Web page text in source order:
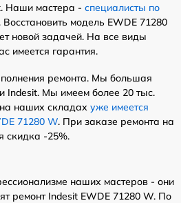
Наши мастера - специалисты по
Восстановить модель EWDE 71280
новой задачей. На все виды
имеется гарантия.
ремонта. Мы большая
Indesit. Мы имеем более 20 тыс.
наших складах уже имеется
71280 W. При заказе ремонта на
скидка -25%.
наших мастеров - они
ремонт Indesit EWDE 71280 W. По